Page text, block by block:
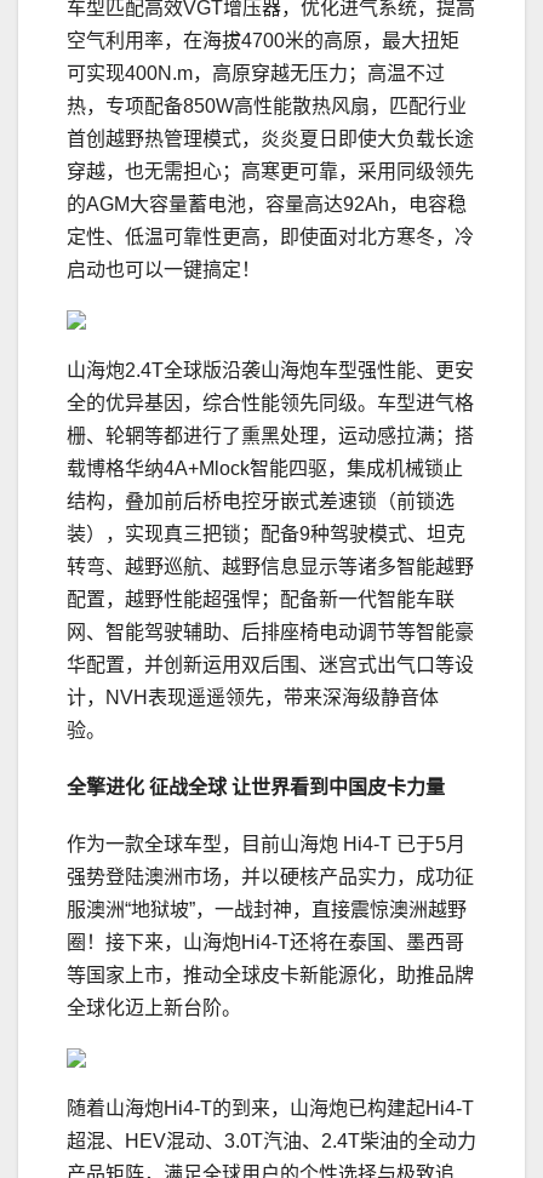
车型匹配高效VGT增压器，优化进气系统，提高
空气利用率，在海拔4700米的高原，最大扭矩
可实现400N.m，高原穿越无压力；高温不过
热，专项配备850W高性能散热风扇，匹配行业
首创越野热管理模式，炎炎夏日即使大负载长途
穿越，也无需担心；高寒更可靠，采用同级领先
的AGM大容量蓄电池，容量高达92Ah，电容稳
定性、低温可靠性更高，即使面对北方寒冬，冷
启动也可以一键搞定！
山海炮2.4T全球版沿袭山海炮车型强性能、更安
全的优异基因，综合性能领先同级。车型进气格
栅、轮辋等都进行了熏黑处理，运动感拉满；搭
载博格华纳4A+Mlock智能四驱，集成机械锁止
结构，叠加前后桥电控牙嵌式差速锁（前锁选
装），实现真三把锁；配备9种驾驶模式、坦克
转弯、越野巡航、越野信息显示等诸多智能越野
配置，越野性能超强悍；配备新一代智能车联
网、智能驾驶辅助、后排座椅电动调节等智能豪
华配置，并创新运用双后围、迷宫式出气口等设
计，NVH表现遥遥领先，带来深海级静音体
验。
全擎进化 征战全球 让世界看到中国皮卡力量
作为一款全球车型，目前山海炮 Hi4-T 已于5月
强势登陆澳洲市场，并以硬核产品实力，成功征
服澳洲“地狱坡”，一战封神，直接震惊澳洲越野
圈！接下来，山海炮Hi4-T还将在泰国、墨西哥
等国家上市，推动全球皮卡新能源化，助推品牌
全球化迈上新台阶。
随着山海炮Hi4-T的到来，山海炮已构建起Hi4-T
超混、HEV混动、3.0T汽油、2.4T柴油的全动力